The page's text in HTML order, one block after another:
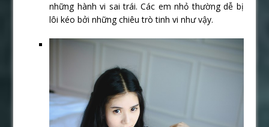
những hành vi sai trái. Các em nhỏ thường dễ bị
lôi kéo bởi những chiêu trò tinh vi như vậy.